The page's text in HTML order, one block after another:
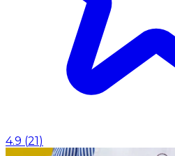
4.9 (21)